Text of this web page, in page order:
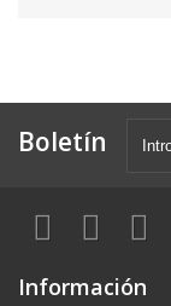
Boletín
Información